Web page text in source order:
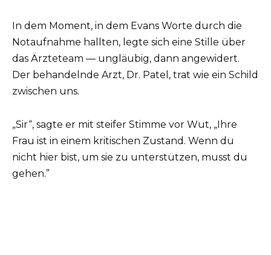
In dem Moment, in dem Evans Worte durch die
Notaufnahme hallten, legte sich eine Stille über
das Ärzteteam — ungläubig, dann angewidert.
Der behandelnde Arzt, Dr. Patel, trat wie ein Schild
zwischen uns.
„Sir“, sagte er mit steifer Stimme vor Wut, „Ihre
Frau ist in einem kritischen Zustand. Wenn du
nicht hier bist, um sie zu unterstützen, musst du
gehen.”